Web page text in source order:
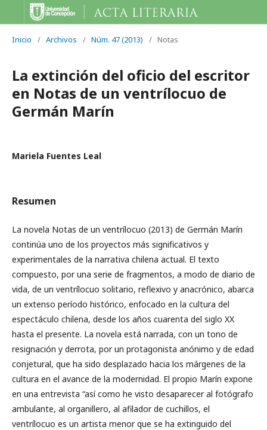
Inicio / Archivos / Núm. 47 (2013) / Notas
La extinción del oficio del escritor
en Notas de un ventrílocuo de
Germán Marín
Mariela Fuentes Leal
Resumen
La novela Notas de un ventrílocuo (2013) de Germán Marín
continúa uno de los proyectos más significativos y
experimentales de la narrativa chilena actual. El texto
compuesto, por una serie de fragmentos, a modo de diario de
vida, de un ventrílocuo solitario, reflexivo y anacrónico, abarca
un extenso período histórico, enfocado en la cultura del
espectáculo chilena, desde los años cuarenta del siglo XX
hasta el presente. La novela está narrada, con un tono de
resignación y derrota, por un protagonista anónimo y de edad
conjetural, que ha sido desplazado hacia los márgenes de la
cultura en el avance de la modernidad. El propio Marín expone
en una entrevista “así como he visto desaparecer al fotógrafo
ambulante, al organillero, al afilador de cuchillos, el
ventrílocuo es un artista menor que se ha extinguido del